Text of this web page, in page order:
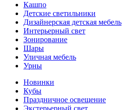
Кашпо
Детские светильники
Дизайнерская детская мебель
Интерьерный свет
Зонирование
Шары
Уличная мебель
Урны
Новинки
Кубы
Праздничное освещение
Экстерьерный свет